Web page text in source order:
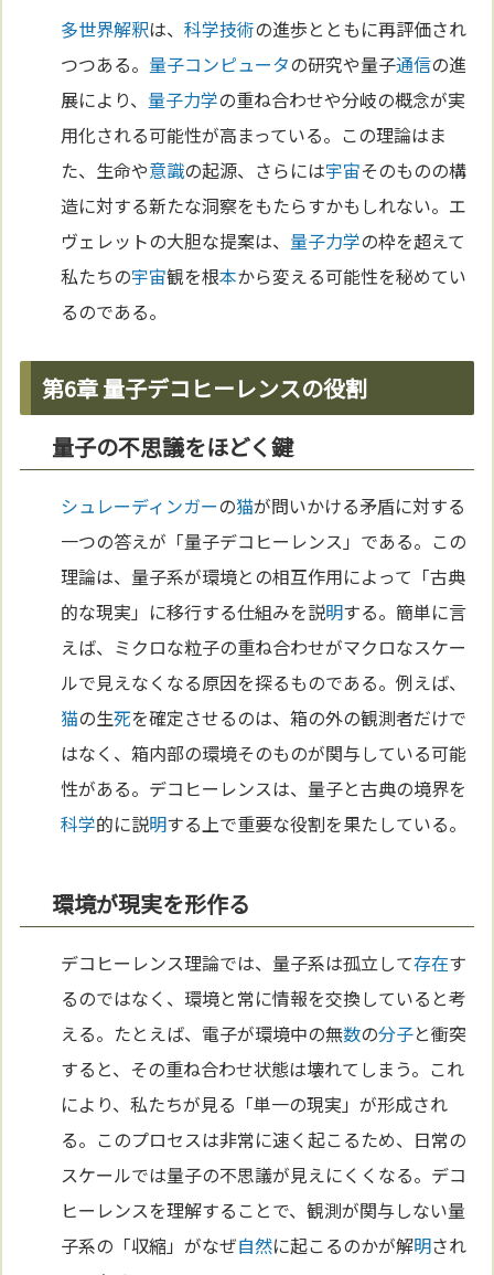
多世界解釈は、科学技術の進歩とともに再評価され
つつある。 量子コンピュータの研究や量子通信の進
展により、 量子力学の重ね合わせや分岐の概念が実
用化される可能性が高まっている。この理論はま
た、生命や意識の起源、さらには宇宙そのものの構
造に対する新たな洞察をもたらすかもしれない。エ
ヴェレットの大胆な提案は、 量子力学の枠を超えて
私たちの宇宙観を根本から変える可能性を秘めてい
るのである。
第6章 量子デコヒーレンスの役割
量子の不思議をほどく鍵
シュレーディンガーの猫が問いかける矛盾に対する
一つの答えが「量子デコヒーレンス」である。この
理論は、量子系が環境との相互作用によって「古典
的な現実」に移行する仕組みを説明する。簡単に言
えば、ミクロな粒子の重ね合わせがマクロなスケー
ルで見えなくなる原因を探るものである。例えば、
猫の生死を確定させるのは、箱の外の観測者だけで
はなく、箱内部の環境そのものが関与している可能
性がある。デコヒーレンスは、量子と古典の境界を
科学的に説明する上で重要な役割を果たしている。
環境が現実を形作る
デコヒーレンス理論では、量子系は孤立して存在す
るのではなく、環境と常に情報を交換していると考
える。たとえば、電子が環境中の無数の分子と衝突
すると、その重ね合わせ状態は壊れてしまう。これ
により、私たちが見る「単一の現実」が形成され
る。このプロセスは非常に速く起こるため、日常の
スケールでは量子の不思議が見えにくくなる。デコ
ヒーレンスを理解することで、観測が関与しない量
子系の「収縮」がなぜ自然に起こるのかが解明され